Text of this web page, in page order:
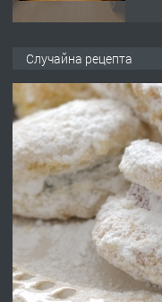
ПРЕДЛАГА
ПРЕДЛАГА
Случайна рецепта